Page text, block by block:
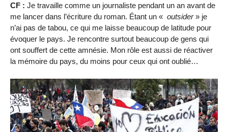
CF : Je travaille comme un journaliste pendant un an avant de
me lancer dans l’écriture du roman. Étant un « outsider» je
n’ai pas de tabou, ce qui me laisse beaucoup de latitude pour
évoquer le pays. Je rencontre surtout beaucoup de gens qui
ont souffert de cette amnésie. Mon rôle est aussi de réactiver
la mémoire du pays, du moins pour ceux qui ont oublié…